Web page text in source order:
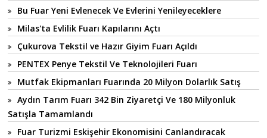
Bu Fuar Yeni Evlenecek Ve Evlerini Yenileyeceklere
Milas'ta Evlilik Fuarı Kapılarını Açtı
Çukurova Tekstil ve Hazır Giyim Fuarı Açıldı
PENTEX Penye Tekstil Ve Teknolojileri Fuarı
Mutfak Ekipmanları Fuarında 20 Milyon Dolarlık Satış
Aydın Tarım Fuarı 342 Bin Ziyaretçi Ve 180 Milyonluk
Satışla Tamamlandı
Fuar Turizmi Eskişehir Ekonomisini Canlandıracak